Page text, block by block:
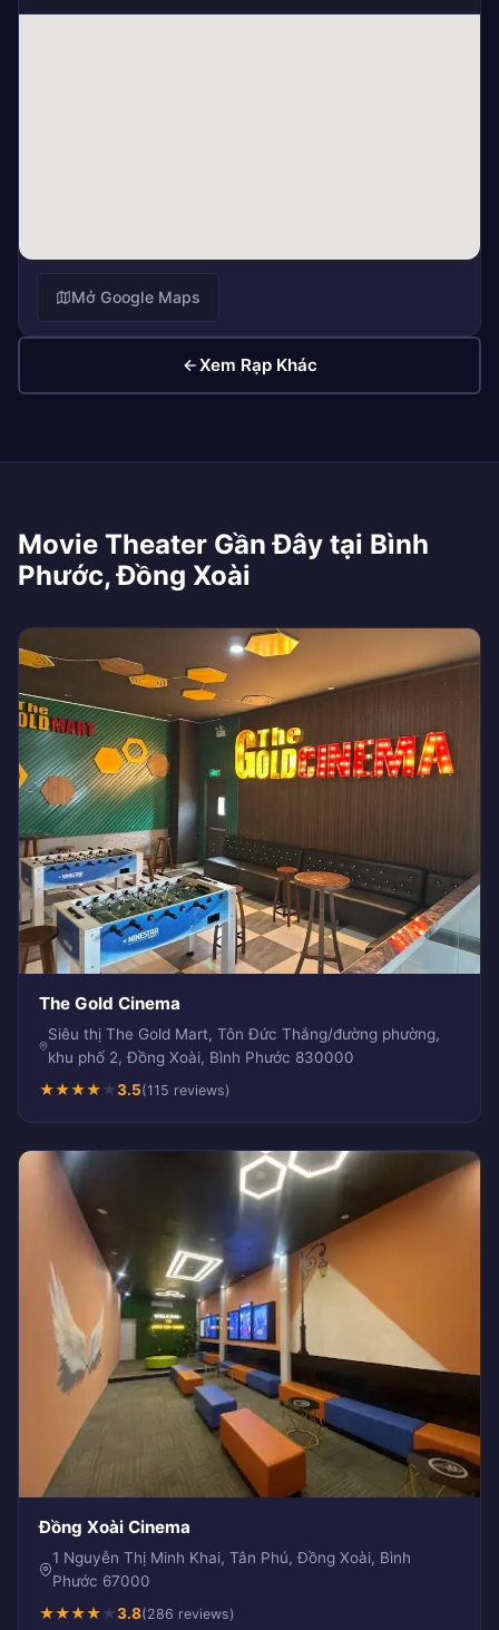
Mở Google Maps
Xem Rạp Khác
Movie Theater Gần Đây tại Bình
Phước, Đồng Xoài
The Gold Cinema
Siêu thị The Gold Mart, Tôn Đức Thắng/đường phường,
khu phố 2, Đồng Xoài, Bình Phước 830000
★★★★★3.5(115 reviews)
Đồng Xoài Cinema
1 Nguyễn Thị Minh Khai, Tân Phú, Đồng Xoài, Bình
Phước 67000
★★★★★3.8(286 reviews)